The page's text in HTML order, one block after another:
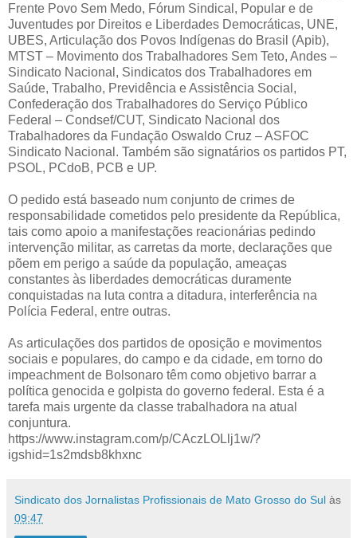
Frente Povo Sem Medo, Fórum Sindical, Popular e de
Juventudes por Direitos e Liberdades Democráticas, UNE,
UBES, Articulação dos Povos Indígenas do Brasil (Apib),
MTST – Movimento dos Trabalhadores Sem Teto, Andes –
Sindicato Nacional, Sindicatos dos Trabalhadores em
Saúde, Trabalho, Previdência e Assistência Social,
Confederação dos Trabalhadores do Serviço Público
Federal – Condsef/CUT, Sindicato Nacional dos
Trabalhadores da Fundação Oswaldo Cruz – ASFOC
Sindicato Nacional. Também são signatários os partidos PT,
PSOL, PCdoB, PCB e UP.
O pedido está baseado num conjunto de crimes de
responsabilidade cometidos pelo presidente da República,
tais como apoio a manifestações reacionárias pedindo
intervenção militar, as carretas da morte, declarações que
põem em perigo a saúde da população, ameaças
constantes às liberdades democráticas duramente
conquistadas na luta contra a ditadura, interferência na
Polícia Federal, entre outras.
As articulações dos partidos de oposição e movimentos
sociais e populares, do campo e da cidade, em torno do
impeachment de Bolsonaro têm como objetivo barrar a
política genocida e golpista do governo federal. Esta é a
tarefa mais urgente da classe trabalhadora na atual
conjuntura.
https://www.instagram.com/p/CAczLOLlj1w/?
igshid=1s2mdsb8khxnc
Sindicato dos Jornalistas Profissionais de Mato Grosso do Sul às
09:47